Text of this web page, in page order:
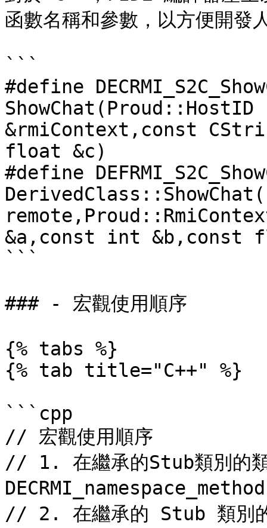
函數名稱和參數，以方便開發
```
#define
&rmiContext,const
float &c)
#define
&a,const int &b,const
```
### - 宏觀使用順序
{% tabs %}
{% tab title="C++" %}
```cpp
// 宏觀使用順序
// 1. 在繼承的Stub類別的類
// 2. 在繼承的 Stub 類別的